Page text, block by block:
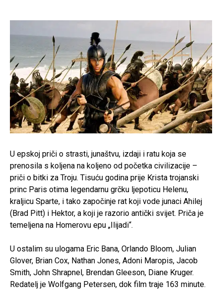
U epskoj priči o strasti, junaštvu, izdaji i ratu koja se
prenosila s koljena na koljeno od početka civilizacije –
priči o bitki za Troju. Tisuću godina prije Krista trojanski
princ Paris otima legendarnu grčku ljepoticu Helenu,
kraljicu Sparte, i tako započinje rat koji vode junaci Ahilej
(Brad Pitt) i Hektor, a koji je razorio antički svijet. Priča je
temeljena na Homerovu epu „Ilijadi“.
U ostalim su ulogama Eric Bana, Orlando Bloom, Julian
Glover, Brian Cox, Nathan Jones, Adoni Maropis, Jacob
Smith, John Shrapnel, Brendan Gleeson, Diane Kruger.
Redatelj je Wolfgang Petersen, dok film traje 163 minute.